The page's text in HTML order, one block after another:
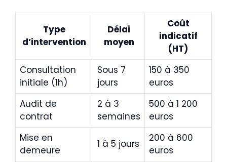
Type
d’intervention
Délai
moyen
Coût
indicatif
(HT)
Consultation
initiale (1h)
Sous 7
jours
150 à 350
euros
Audit de
contrat
2 à 3
semaines
500 à 1 200
euros
Mise en
demeure
1 à 5 jours
200 à 600
euros